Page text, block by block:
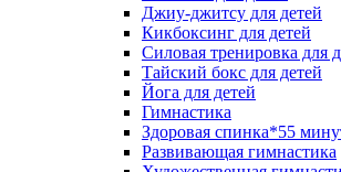
Джиу-джитсу для детей
Кикбоксинг для детей
Силовая тренировка для
Тайский бокс для детей
Йога для детей
Гимнастика
Здоровая спинка*55
Развивающая гимнастика